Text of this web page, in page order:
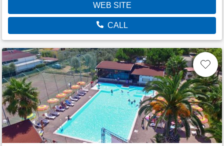
WEB SITE
CALL